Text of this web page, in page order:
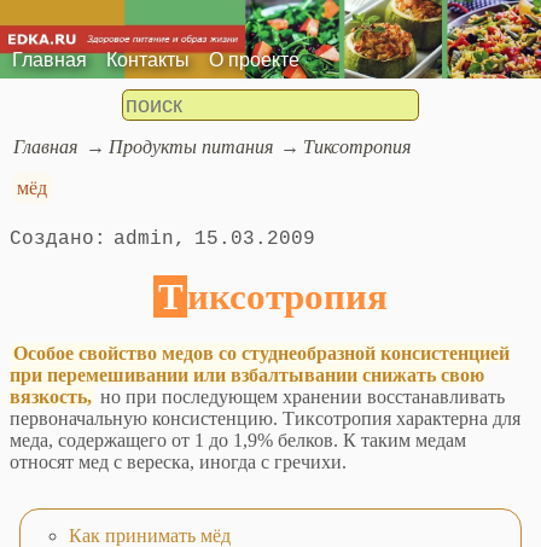
Главная Контакты О проекте
Главная Продукты питания
Тиксотропия
мёд
admin 15.03.2009
Тиксотропия
Особое свойство медов со студнеобразной консистенцией
при перемешивании или взбалтывании снижать свою
вязкость, но при последующем хранении восстанавливать
первоначальную консистенцию. Тиксотропия характерна для
меда, содержащего от 1 до 1,9% белков. К таким медам
относят мед с вереска, иногда с гречихи.
Как принимать мёд